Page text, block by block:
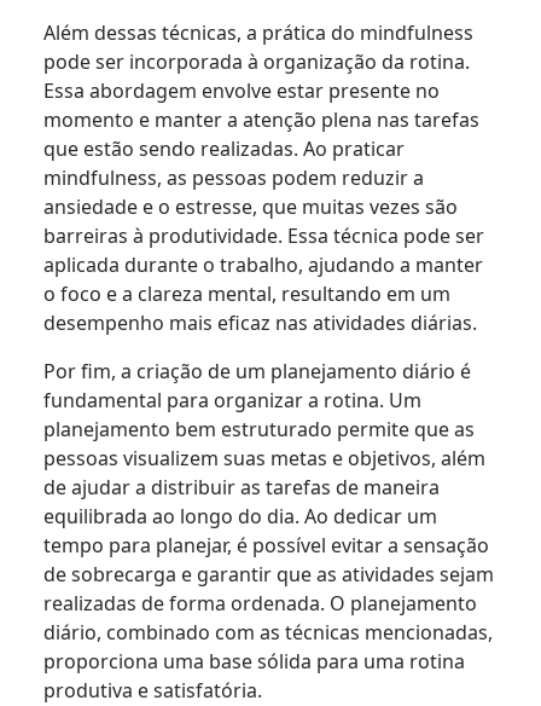
Além dessas técnicas, a prática do mindfulness
pode ser incorporada à organização da rotina.
Essa abordagem envolve estar presente no
momento e manter a atenção plena nas tarefas
que estão sendo realizadas. Ao praticar
mindfulness, as pessoas podem reduzir a
ansiedade e o estresse, que muitas vezes são
barreiras à produtividade. Essa técnica pode ser
aplicada durante o trabalho, ajudando a manter
o foco e a clareza mental, resultando em um
desempenho mais eficaz nas atividades diárias.
Por fim, a criação de um planejamento diário é
fundamental para organizar a rotina. Um
planejamento bem estruturado permite que as
pessoas visualizem suas metas e objetivos, além
de ajudar a distribuir as tarefas de maneira
equilibrada ao longo do dia. Ao dedicar um
tempo para planejar, é possível evitar a sensação
de sobrecarga e garantir que as atividades sejam
realizadas de forma ordenada. O planejamento
diário, combinado com as técnicas mencionadas,
proporciona uma base sólida para uma rotina
produtiva e satisfatória.